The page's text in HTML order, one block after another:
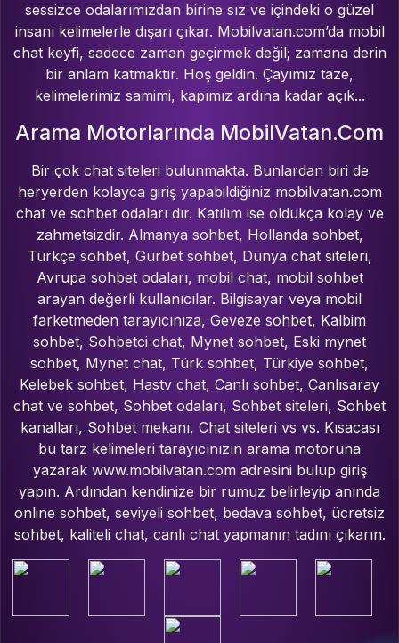
sessizce odalarımızdan birine sız ve içindeki o güzel
insanı kelimelerle dışarı çıkar. Mobilvatan.com’da mobil
chat keyfi, sadece zaman geçirmek değil; zamana derin
bir anlam katmaktır. Hoş geldin. Çayımız taze,
kelimelerimiz samimi, kapımız ardına kadar açık...
Arama Motorlarında MobilVatan.Com
Bir çok chat siteleri bulunmakta. Bunlardan biri de
heryerden kolayca giriş yapabildiğiniz mobilvatan.com
chat ve sohbet odaları dır. Katılım ise oldukça kolay ve
zahmetsizdir. Almanya sohbet, Hollanda sohbet,
Türkçe sohbet, Gurbet sohbet, Dünya chat siteleri,
Avrupa sohbet odaları, mobil chat, mobil sohbet
arayan değerli kullanıcılar. Bilgisayar veya mobil
farketmeden tarayıcınıza, Geveze sohbet, Kalbim
sohbet, Sohbetci chat, Mynet sohbet, Eski mynet
sohbet, Mynet chat, Türk sohbet, Türkiye sohbet,
Kelebek sohbet, Hastv chat, Canlı sohbet, Canlısaray
chat ve sohbet, Sohbet odaları, Sohbet siteleri, Sohbet
kanalları, Sohbet mekanı, Chat siteleri vs vs. Kısacası
bu tarz kelimeleri tarayıcınızın arama motoruna
yazarak www.mobilvatan.com adresini bulup giriş
yapın. Ardından kendinize bir rumuz belirleyip anında
online sohbet, seviyeli sohbet, bedava sohbet, ücretsiz
sohbet, kaliteli chat, canlı chat yapmanın tadını çıkarın.